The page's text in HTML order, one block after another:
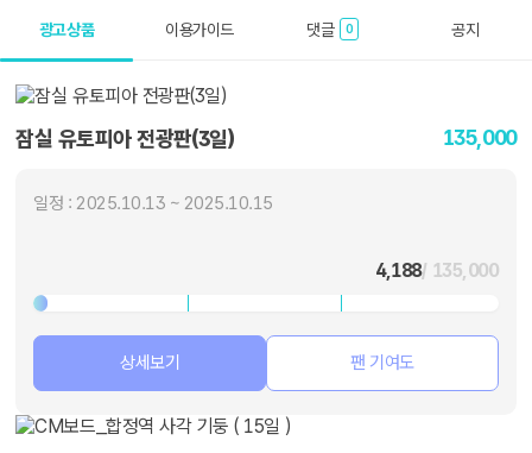
광고상품 이용가이드 댓글 0 공지
잠실 유토피아 전광판(3일) 135,000
일정 : 2025.10.13 ~ 2025.10.15
4,188/ 135,000
상세보기 팬 기여도